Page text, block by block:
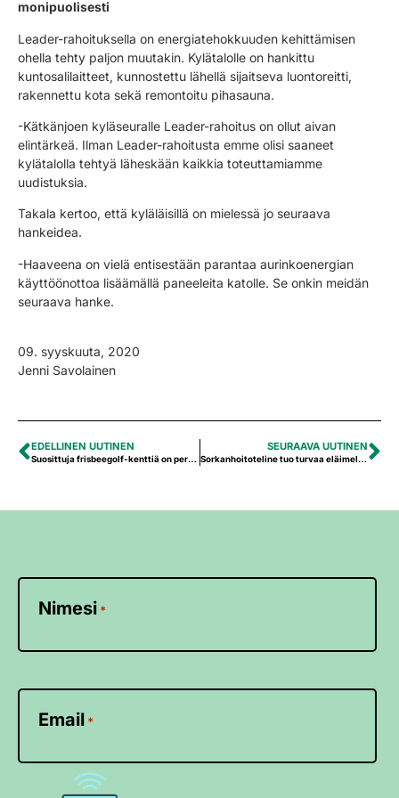
monipuolisesti
Leader-rahoituksella on energiatehokkuuden kehittämisen
ohella tehty paljon muutakin. Kylätalolle on hankittu
kuntosalilaitteet, kunnostettu lähellä sijaitseva luontoreitti,
rakennettu kota sekä remontoitu pihasauna.
-Kätkänjoen kyläseuralle Leader-rahoitus on ollut aivan
elintärkeä. Ilman Leader-rahoitusta emme olisi saaneet
kylätalolla tehtyä läheskään kaikkia toteuttamiamme
uudistuksia.
Takala kertoo, että kyläläisillä on mielessä jo seuraava
hankeidea.
-Haaveena on vielä entisestään parantaa aurinkoenergian
käyttöönottoa lisäämällä paneeleita katolle. Se onkin meidän
seuraava hanke.
09. syyskuuta, 2020
Jenni Savolainen
EDELLINEN UUTINEN
Suosittuja frisbeegolf-kenttiä on perustettu Ähtäriin Leader-rahoituksella
SEURAAVA UUTINEN
Sorkanhoitoteline tuo turvaa eläimelle ja hoitajalle
Nimesi *
Email *